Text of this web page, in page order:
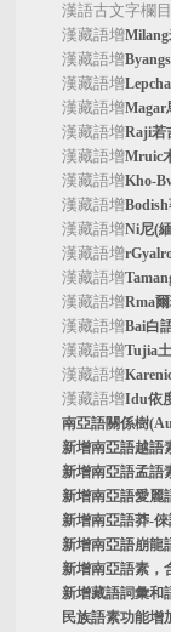
漢語古文字欄
漢藏語增Milang
漢藏語增
漢藏語增
漢藏語增Magar
漢藏語增Raji若
漢藏語增Mruic
漢藏語增Kho-
漢藏語增
漢藏語增Ni尼(
漢藏語增
漢藏語增
漢藏語增Rma
漢藏語增Bai白
漢藏語增Tujia
漢藏語增
漢藏語增Idu依
南亞語關係樹
新增南亞語越語
新增南亞語孟語
新增南亞語愛麗
新增南亞語莽-倈
新增南亞語崩龍
新增南亞語素，
新增藏語詞彙和
民族語素功能